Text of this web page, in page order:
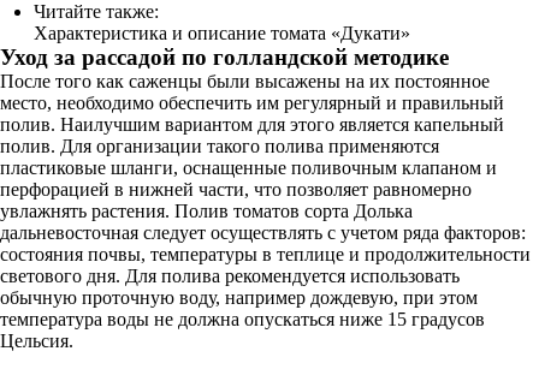
Читайте также:
Характеристика и описание томата «Дукати»
Уход за рассадой по голландской методике
После того как саженцы были высажены на их постоянное
место, необходимо обеспечить им регулярный и правильный
полив. Наилучшим вариантом для этого является капельный
полив. Для организации такого полива применяются
пластиковые шланги, оснащенные поливочным клапаном и
перфорацией в нижней части, что позволяет равномерно
увлажнять растения. Полив томатов сорта Долька
дальневосточная следует осуществлять с учетом ряда факторов:
состояния почвы, температуры в теплице и продолжительности
светового дня. Для полива рекомендуется использовать
обычную проточную воду, например дождевую, при этом
температура воды не должна опускаться ниже 15 градусов
Цельсия.